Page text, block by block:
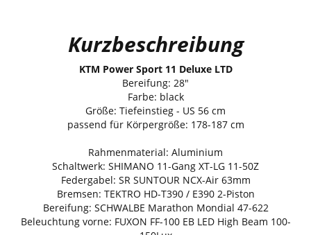
Kurzbeschreibung
KTM Power Sport 11 Deluxe LTD
Bereifung: 28"
Farbe: black
Größe: Tiefeinstieg - US 56 cm
passend für Körpergröße: 178-187 cm
Rahmenmaterial: Aluminium
Schaltwerk: SHIMANO 11-Gang XT-LG 11-50Z
Federgabel: SR SUNTOUR NCX-Air 63mm
Bremsen: TEKTRO HD-T390 / E390 2-Piston
Bereifung: SCHWALBE Marathon Mondial 47-622
Beleuchtung vorne: FUXON FF-100 EB LED High Beam 100-